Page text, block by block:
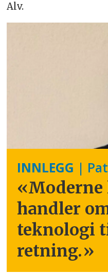
Alv.
INNLEGG |
«Moderne
handler
teknologi
retning.»